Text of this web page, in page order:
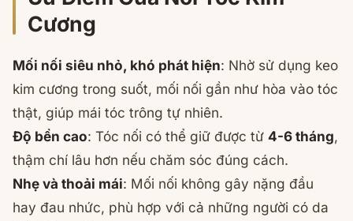
Cương
Mối nối siêu nhỏ, khó phát hiện: Nhờ sử dụng keo
kim cương trong suốt, mối nối gần như hòa vào tóc
thật, giúp mái tóc trông tự nhiên.
Độ bền cao: Tóc nối có thể giữ được từ 4-6 tháng,
thậm chí lâu hơn nếu chăm sóc đúng cách.
Nhẹ và thoải mái: Mối nối không gây nặng đầu
hay đau nhức, phù hợp với cả những người có da